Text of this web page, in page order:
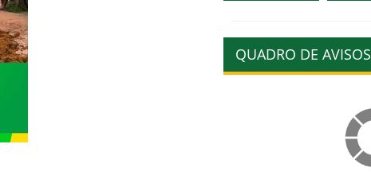
QUADRO DE AVISOS